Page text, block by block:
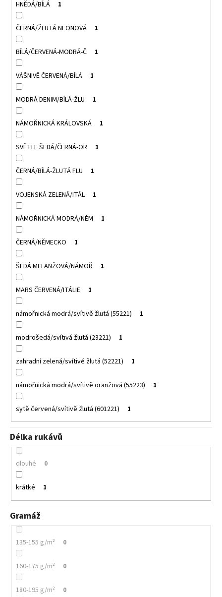
HNĚDÁ/BÍLÁ 1
ČERNÁ/ŽLUTÁ NEONOVÁ 1
BÍLÁ/ČERVENÁ-MODRÁ-Č 1
VÁŠNIVĚ ČERVENÁ/BÍLÁ 1
MODRÁ DENIM/BÍLÁ-ŽLU 1
NÁMOŘNICKÁ KRÁLOVSKÁ 1
SVĚTLE ŠEDÁ/ČERNÁ-OR 1
ČERNÁ/BÍLÁ-ŽLUTÁ FLU 1
VOJENSKÁ ZELENÁ/ITÁL 1
NÁMOŘNICKÁ MODRÁ/NĚM 1
ČERNÁ/NĚMECKO 1
ŠEDÁ MELANŽOVÁ/NÁMOŘ 1
MARS ČERVENÁ/ITÁLIE 1
námořnická modrá/svítivě žlutá (55221) 1
modrošedá/svítivá žlutá (23221) 1
zahradní zelená/svítivé žlutá (52221) 1
námořnická modrá/svítivě oranžová (55223) 1
sytě červená/svítivě žlutá (601221) 1
Délka rukávů
dlouhé 0
krátké 1
Gramáž
135-155 g/m² 0
160-175 g/m² 0
180-195 g/m² 0